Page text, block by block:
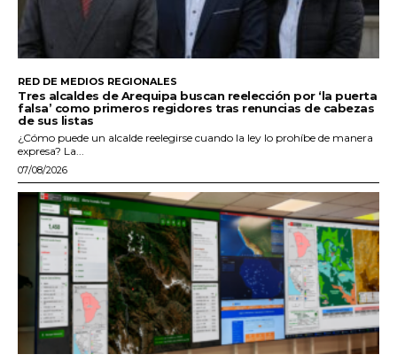
RED DE MEDIOS REGIONALES
Tres alcaldes de Arequipa buscan reelección por ‘la puerta
falsa’ como primeros regidores tras renuncias de cabezas
de sus listas
¿Cómo puede un alcalde reelegirse cuando la ley lo prohíbe de manera
expresa? La...
07/08/2026